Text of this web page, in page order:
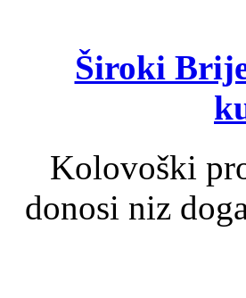
Široki
Kolovoški
donosi niz